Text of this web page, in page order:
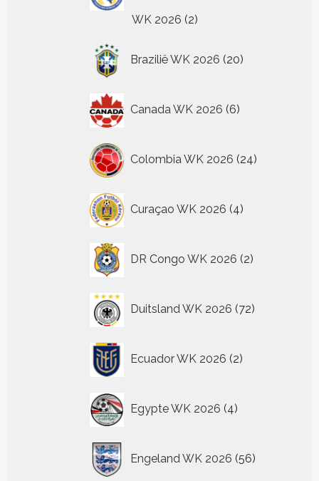
WK 2026 22
Brazilië WK 2026 20
producten
Canada WK 2026 6
producten
Colombia WK 2026 24
producten
Curaçao WK 2026 4
producten
DR Congo WK 2026 2
producten
Duitsland WK 2026 72
producten
Ecuador WK 2026 2
producten
Egypte WK 2026 4
producten
Engeland WK 2026 56
producten